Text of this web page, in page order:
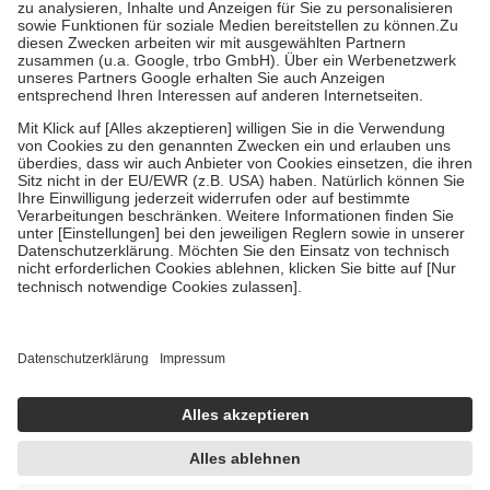
höchstens zehn Euro.Es sind jedoch nie mehr als die tatsächlichen
Kosten der Leistung zu entrichten.
Diese Regeln gelten grundsätzlich auch für Online-Apotheken.
Bei Heilmitteln und häuslicher Krankenpflege beträgt die
Zuzahlung zehn Prozent der Kosten sowie zehn Euro je
Verordnung.
Um das Engagement der Versicherten für ihre eigene Gesundheit zu
stärken und die besondere Stellung der Familie zu unterstützen,
fallenkeine Zuzahlungenan bei:
• Kindern und Jugendlichen bis zum vollendeten 18. Lebensjahr
mit Ausnahme der Fahrkosten
• Untersuchungen zur Vorsorge und Früherkennung, die von der
GKV getragen werden
Einholung von Bewertungen. Trusted Shops hat Maßnahmen
getroffen, um sicherzustellen, dass es sich um echte Bewertungen
handelt. Mehr Informationen findest du hier:
https://help.etrusted.com/hc/de/articles/4419944605341